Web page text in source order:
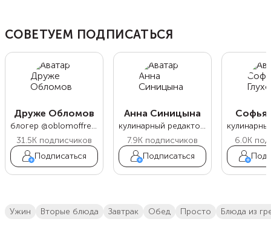
СОВЕТУЕМ ПОДПИСАТЬСЯ
Друже Обломов
блогер @oblomoffrecipe
31.5K подписчиков
Подписаться
Анна Синицына
кулинарный редактор Food.ru
7.9K подписчиков
Подписаться
Софья
6.0K
ужин вторые блюда завтрак обед просто блюда из